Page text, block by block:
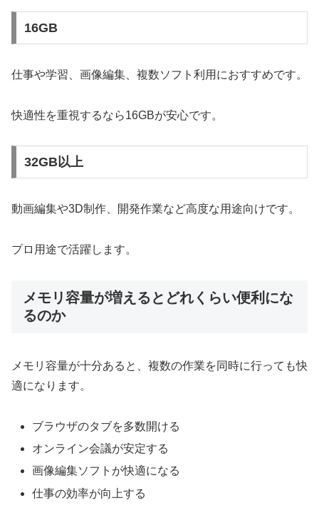
16GB
仕事や学習、画像編集、複数ソフト利用におすすめです。
快適性を重視するなら16GBが安心です。
32GB以上
動画編集や3D制作、開発作業など高度な用途向けです。
プロ用途で活躍します。
メモリ容量が増えるとどれくらい便利にな
るのか
メモリ容量が十分あると、複数の作業を同時に行っても快
適になります。
ブラウザのタブを多数開ける
オンライン会議が安定する
画像編集ソフトが快適になる
仕事の効率が向上する